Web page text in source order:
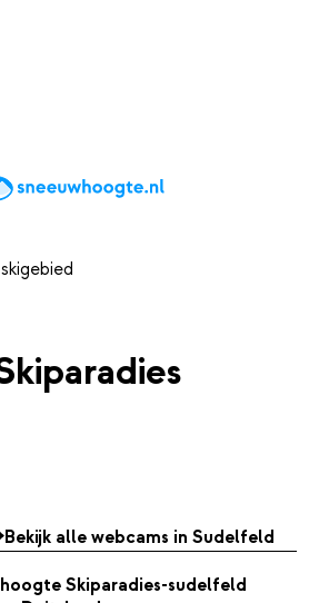
Kaarten
Bekijk alle webcams in Sudelfeld
Skiparadies-sudelfeld